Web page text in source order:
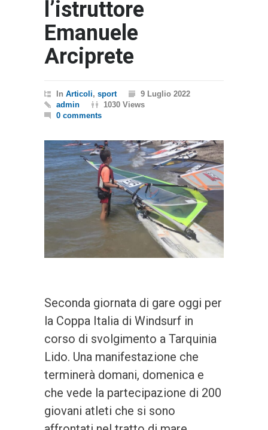
l’istruttore
Emanuele
Arciprete
In Articoli, sport
9 Luglio 2022
admin
1030 Views
0 comments
Seconda giornata di gare oggi per
la Coppa Italia di Windsurf in
corso di svolgimento a Tarquinia
Lido. Una manifestazione che
terminerà domani, domenica e
che vede la partecipazione di 200
giovani atleti che si sono